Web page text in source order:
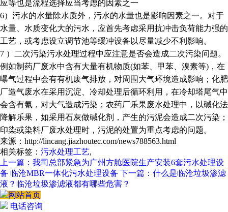
应等也是流程选择应当考虑的因素之一
6）污水的水量除水质外，污水的水量也是影响因素之一。对于
水量、水质变化大的污水，应首先考虑采用抗冲击负荷能力强的
工艺，或考虑设立调节池等缓冲设备以尽量减少不利影响。
7 ）二次污染污水处理过程中应注意是否会造成二次污染问题。
例如制药厂废水中含有大量有机物质(如苯、甲苯、溴素等)，在
曝气过程中会有有机废气排放，对周围大气环境造成影响；化肥
厂造气废水在采用沉淀、冷却处理后循环利用，在冷却塔尾气中
会含有氰，对大气造成污染；农药厂乐果废水处理中，以碱化法
降解乐果，如采用石灰做碱化剂，产生的污泥会造成二次污染；
印染或染料厂废水处理时，污泥的处置为重点考虑的问题。
来源：http://lincang.jiazhoutec.com/news788563.html
相关标签： 污水处理工艺,
上一篇：我司总部紧急为广州方舱医院生产安装6套污水处理设
备 临沧MBR一体化污水处理设备 下一篇：什么是临沧垃圾渗滤
液？临沧垃圾渗滤液都有哪些危害？
网站首页
电话咨询